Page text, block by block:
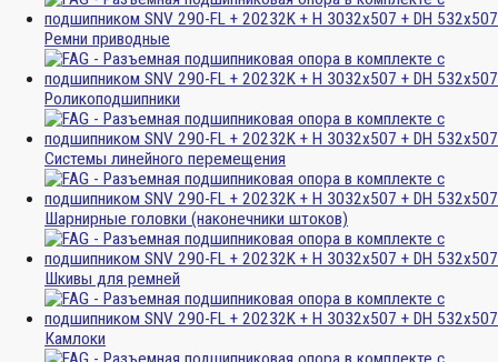
Ремни приводные
Роликоподшипники
Системы линейного перемещения
Шарнирные головки (наконечники штоков)
Шкивы для ремней
Камлоки